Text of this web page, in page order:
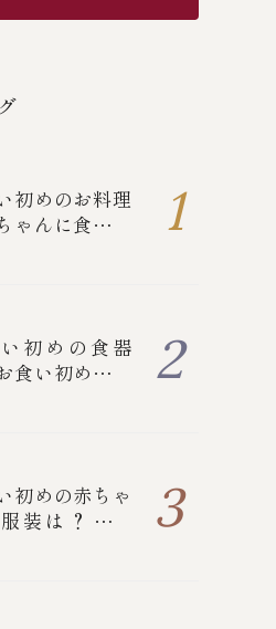
初めのお料理
ゃんに食べさ
初めの食器
食い初めの流
初めの赤ちゃ
装は？女の